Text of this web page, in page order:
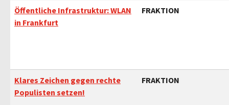
Öffentliche Infrastruktur: WLAN
in Frankfurt
FRAKTION
Klares Zeichen gegen rechte
Populisten setzen!
FRAKTION